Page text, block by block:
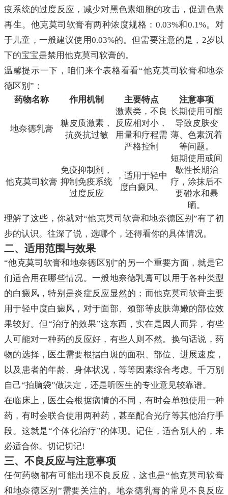
疫系统的过度反应，减少对黑色素细胞的攻击，促进色素
再生。他克莫司软膏有两种浓度规格：0.03%和0.1%。对
于儿童，一般建议使用0.03%的。但需要注意的是，2岁以
下的宝宝是禁用他克莫司软膏的。
温馨提示一下，咱们来个表格看看“他克莫司软膏和地奈
德区别”：
药物名称
作用机制 主要特点 注意事项
地奈德乳膏
糖皮质激素，
抗炎抗过敏
激素类，不良
反应相对小，
用量和疗程需
严格控制
长期使用可能
导致皮肤变
薄、色素沉着
等问题。
他克莫司软膏
免疫抑制剂，
抑制免疫系统
过度反应
，适用于轻中
度白癜风。
短期使用或间
歇性长期治
疗，涂抹后不
要碰水和暴
晒。
理解了这些，你就对“他克莫司软膏和地奈德区别”有了初
步的认识。往深了说，选哪个，还得看你的具体情况。
二、适用范围与效果
“他克莫司软膏和地奈德区别”的另一个重要方面，就是它
们适合用在哪些情况。一般地奈德乳膏可以用于各种类型
的白癜风，特别是炎症反应显然的；而他克莫司软膏主要
用于轻中度白癜风，对于面部、颈部等皮肤薄嫩的部位效
果较好。但“治疗的效果”这东西，实在是因人而异，有些
人可能对一种药的反应好，有些人则不然。换句话说，药
物的选择，医生需要根据白斑的面积、部位、进展速度，
以及患者的年龄、身体状况，等等因素综合考虑。千万别
自己“拍脑袋”做决定，还是听医生的专业意见较靠谱。
在临床上，医生会根据病情的不同，有时会单独使用一种
药，有时会联合使用两种药，甚至配合光疗等其他治疗手
段。这就是“个体化治疗”的体现。记住，适合别人的，未
必适合你。切记切记!
三、不良反应与注意事项
任何药物都有可能出现不良反应，这也是“他克莫司软膏
和地奈德区别”需要关注的。地奈德乳膏的常见不良反应